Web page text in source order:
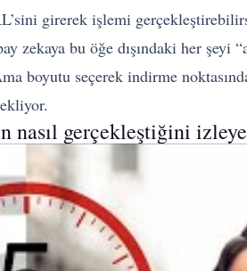
girerek işlemi
zekaya bu öğe dışındaki her
seçerek indirme
nasıl gerçekleştiğini